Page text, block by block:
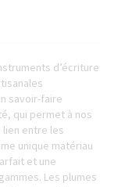
d’écriture
savoir-faire
qui permet à nos
entre les
unique matériau
et une
Les plumes